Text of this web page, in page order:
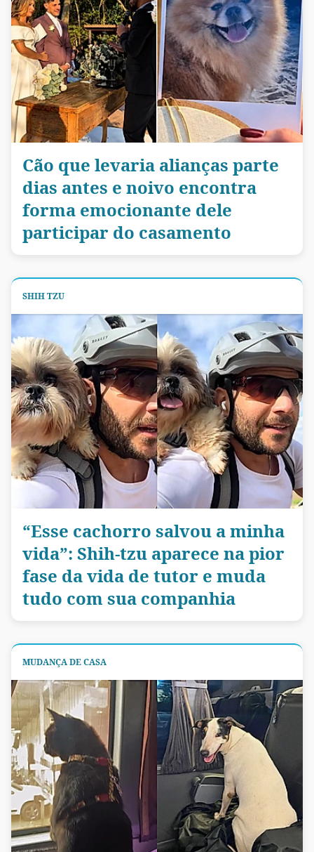
Cão que levaria alianças parte
dias antes e noivo encontra
forma emocionante dele
participar do casamento
SHIH TZU
“Esse cachorro salvou a minha
vida”: Shih-tzu aparece na pior
fase da vida de tutor e muda
tudo com sua companhia
MUDANÇA DE CASA